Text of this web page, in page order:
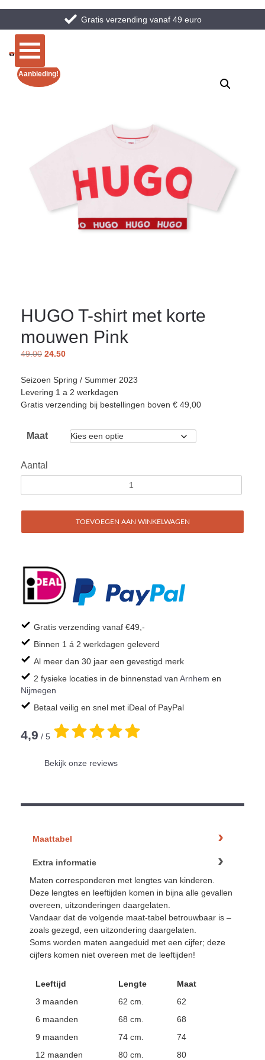
Gratis verzending vanaf 49 euro
Aanbieding!
HUGO T-shirt met korte
mouwen Pink
49.00 24.50
Seizoen Spring / Summer 2023
Levering 1 a 2 werkdagen
Gratis verzending bij bestellingen boven € 49,00
Maat
Aantal
TOEVOEGEN AAN WINKELWAGEN
Gratis verzending vanaf €49,-
Binnen 1 á 2 werkdagen geleverd
Al meer dan 30 jaar een gevestigd merk
2 fysieke locaties in de binnenstad van Arnhem en
Nijmegen
Betaal veilig en snel met iDeal of PayPal
4,9 / 5 .
Bekijk onze reviews
Maattabel
Extra informatie
Maten corresponderen met lengtes van kinderen.
Deze lengtes en leeftijden komen in bijna alle gevallen
overeen, uitzonderingen daargelaten.
Vandaar dat de volgende maat-tabel betrouwbaar is –
zoals gezegd, een uitzondering daargelaten.
Soms worden maten aangeduid met een cijfer; deze
cijfers komen niet overeen met de leeftijden!
Leeftijd Lengte
Maat
3 maanden
62 cm.
62
6 maanden
68 cm.
68
9 maanden
74 cm.
74
12 maanden
80 cm. 80